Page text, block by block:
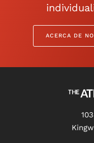
ACERCA DE